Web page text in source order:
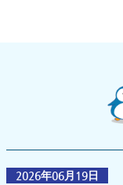
2026年06月19日